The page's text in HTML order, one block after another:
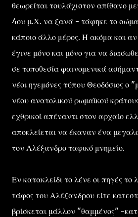
θεωρείται τουλάχιστον απίθανο
4ου μ.Χ. να ξανά - τάφηκε το
κάποιο άλλο μέρος. Ή ακόμα και αν
έγινε μόνο και μόνο για να
σε τοποθεσία φαινομενικά
νέοι ηγεμόνες τύπου Θεοδόσιος ο
νέου ανατολικού ρωμαϊκού
εχθρικοί απέναντι στον αρχαίο
αποκλείεται να έκαναν ένα
τον Αλέξανδρο ταφικό μνημείο.
Εν κατακλείδι το λένε οι πηγές το
τάφος του Αλέξανδρου είτε
βρίσκεται μάλλον "θαμμένος" -